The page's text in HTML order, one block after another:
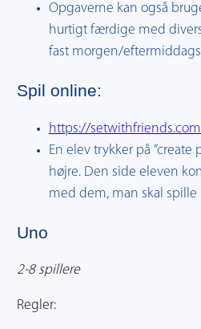
Opgaverne kan også
hurtigt færdige med
fast morgen/
Spil online:
https://
En elev trykker på ”create
højre. Den side eleven
med dem, man skal spille
Uno
2-8 spillere
Regler: